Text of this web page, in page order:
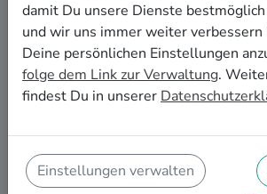
Funk Live-Musik für die
Geburtstagsfeier in
Du möchtest Deine diesjährige
Reutlingen zu einem unvergesslichen
Hier findest Du Funk Musiker*innen
Deine Geburtstagsfeier in Reutlingen,
Deiner Feier und Deinen Wünschen
damit Du unsere Dienste
und wir uns immer weiter verbessern
Deine persönlichen Einstellungen
folge dem Link zur Verwaltung.
findest Du in unserer
Einstellungen verwalten